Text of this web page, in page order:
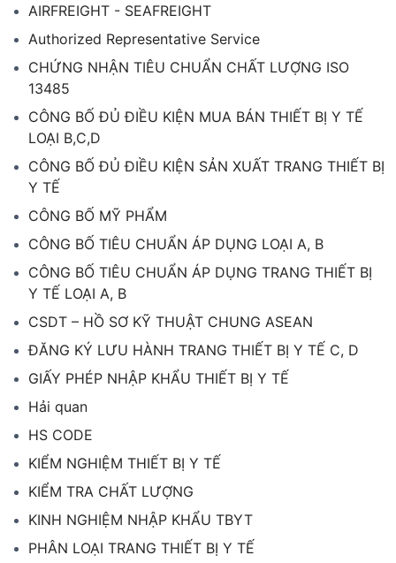
AIRFREIGHT - SEAFREIGHT
Authorized Representative Service
CHỨNG NHẬN TIÊU CHUẨN CHẤT LƯỢNG ISO
13485
CÔNG BỐ ĐỦ ĐIỀU KIỆN MUA BÁN THIẾT BỊ Y TẾ
LOẠI B,C,D
CÔNG BỐ ĐỦ ĐIỀU KIỆN SẢN XUẤT TRANG THIẾT BỊ
Y TẾ
CÔNG BỐ MỸ PHẨM
CÔNG BỐ TIÊU CHUẨN ÁP DỤNG LOẠI A, B
CÔNG BỐ TIÊU CHUẨN ÁP DỤNG TRANG THIẾT BỊ
Y TẾ LOẠI A, B
CSDT – HỒ SƠ KỸ THUẬT CHUNG ASEAN
ĐĂNG KÝ LƯU HÀNH TRANG THIẾT BỊ Y TẾ C, D
GIẤY PHÉP NHẬP KHẨU THIẾT BỊ Y TẾ
Hải quan
HS CODE
KIỂM NGHIỆM THIẾT BỊ Y TẾ
KIỂM TRA CHẤT LƯỢNG
KINH NGHIỆM NHẬP KHẨU TBYT
PHÂN LOẠI TRANG THIẾT BỊ Y TẾ